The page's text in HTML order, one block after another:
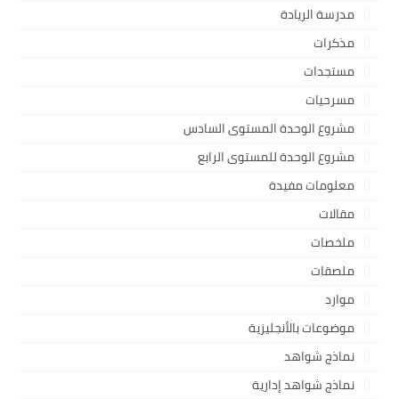
مدرسة الريادة
مذكرات
مستجدات
مسرحيات
مشروع الوحدة المستوى السادس
مشروع الوحدة للمستوى الرابع
معلومات مفيدة
مقالات
ملخصات
ملصقات
موارد
موضوعات بالأنجليزية
نماذج شواهد
نماذج شواهد إدارية